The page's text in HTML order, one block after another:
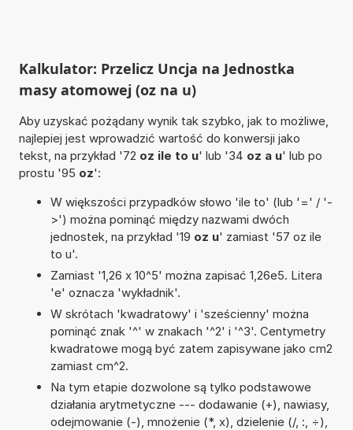
Kalkulator: Przelicz Uncja na Jednostka
masy atomowej (oz na u)
Aby uzyskać pożądany wynik tak szybko, jak to możliwe,
najlepiej jest wprowadzić wartość do konwersji jako
tekst, na przykład '72 oz ile to u' lub '34 oz a u' lub po
prostu '95 oz':
W większości przypadków słowo 'ile to' (lub '=' / '-
>') można pominąć między nazwami dwóch
jednostek, na przykład '19 oz u' zamiast '57 oz ile
to u'.
Zamiast '1,26 x 10^5' można zapisać 1,26e5. Litera
'e' oznacza 'wykładnik'.
W skrótach 'kwadratowy' i 'sześcienny' można
pominąć znak '^' w znakach '^2' i '^3'. Centymetry
kwadratowe mogą być zatem zapisywane jako cm2
zamiast cm^2.
Na tym etapie dozwolone są tylko podstawowe
działania arytmetyczne --- dodawanie (+), nawiasy,
odejmowanie (-), mnożenie (*, x), dzielenie (/, :, ÷),